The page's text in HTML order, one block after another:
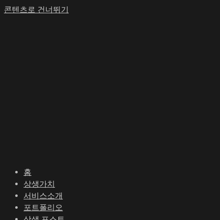
콘텐츠로 건너뛰기
홈
상생가치
서비스소개
포트폴리오